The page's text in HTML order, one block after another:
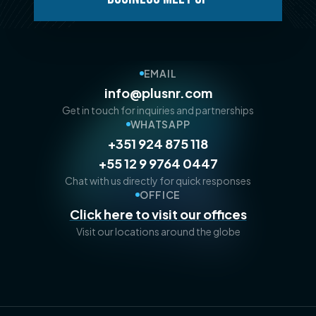
EMAIL
info@plusnr.com
Get in touch for inquiries and partnerships
WHATSAPP
+351 924 875 118
+55 12 9 9764 0447
Chat with us directly for quick responses
OFFICE
Click here to visit our offices
Visit our locations around the globe